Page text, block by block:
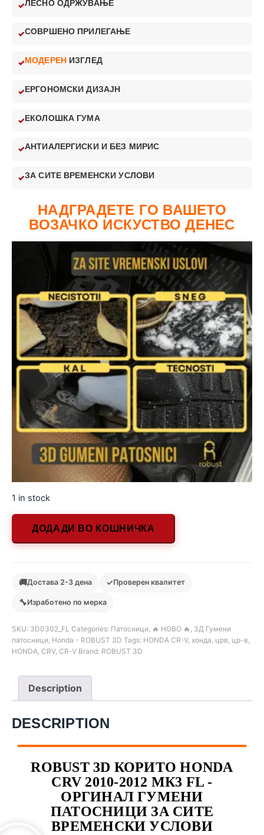
ЛЕСНО ОДРЖУВАЊЕ
СОВРШЕНО ПРИЛЕГАЊЕ
МОДЕРЕН ИЗГЛЕД
ЕРГОНОМСКИ ДИЗАЈН
ЕКОЛОШКА ГУМА
АНТИАЛЕРГИСКИ И БЕЗ МИРИС
ЗА СИТЕ ВРЕМЕНСКИ УСЛОВИ
НАДГРАДЕТЕ ГО ВАШЕТО
ВОЗАЧКО ИСКУСТВО ДЕНЕС
1 in stock
ДОДАДИ ВО КОШНИЧКА
🚚Достава 2-3 дена ✓Проверен квалитет
🔧Изработено по мерка
SKU: 3D0302_FL Categories: Патосници 🔥 НОВО 🔥 3Д Гумени
патосници Honda - ROBUST 3D Tags: HONDA CR-V, хонда црв цр-в
HONDA CRV, CR-V Brand: ROBUST 3D
Description
DESCRIPTION
ROBUST 3D КОРИТО HONDA
CRV 2010-2012 МК3 FL -
ОРГИНАЛ ГУМЕНИ
ПАТОСНИЦИ ЗА СИТЕ
ВРЕМЕНСКИ УСЛОВИ